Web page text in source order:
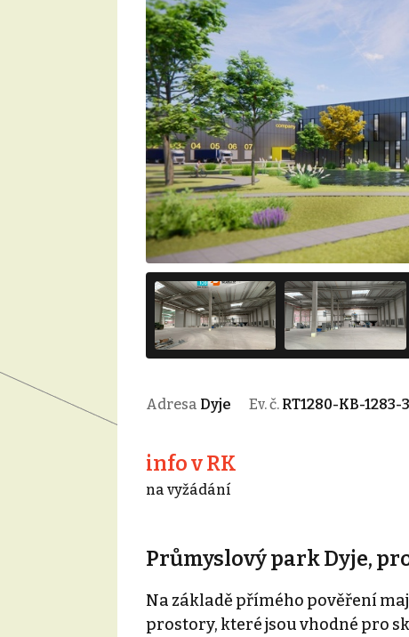
Adresa Dyje Ev. č. RT1280-KB-1283-3
info v RK
na vyžádání
Průmyslový park Dyje,
Na základě přímého pověření
prostory, které jsou vhodné pro